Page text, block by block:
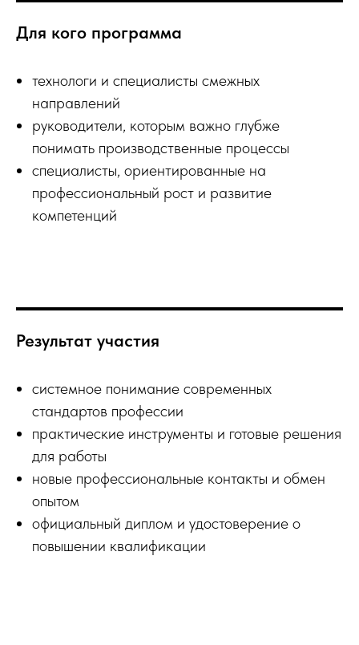
Для кого программа
технологи и специалисты смежных
направлений
руководители, которым важно глубже
понимать производственные процессы
специалисты, ориентированные на
профессиональный рост и развитие
компетенций
Результат участия
системное понимание современных
стандартов профессии
практические инструменты и готовые решения
для работы
новые профессиональные контакты и обмен
опытом
официальный диплом и удостоверение о
повышении квалификации